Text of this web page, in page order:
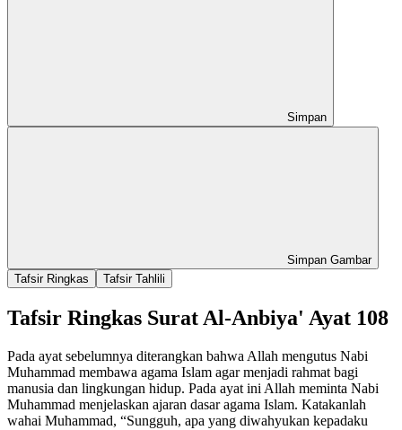
Simpan
Simpan Gambar
Tafsir Ringkas
Tafsir Tahlili
Tafsir Ringkas Surat Al-Anbiya' Ayat 108
Pada ayat sebelumnya diterangkan bahwa Allah mengutus Nabi
Muhammad membawa agama Islam agar menjadi rahmat bagi
manusia dan lingkungan hidup. Pada ayat ini Allah meminta Nabi
Muhammad menjelaskan ajaran dasar agama Islam. Katakanlah
wahai Muhammad, “Sungguh, apa yang diwahyukan kepadaku